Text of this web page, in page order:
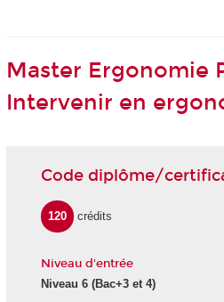
Master Ergonomie
Intervenir en
Code diplôme/
120 crédits
Niveau d'entrée
Niveau 6 (Bac+3 et 4)